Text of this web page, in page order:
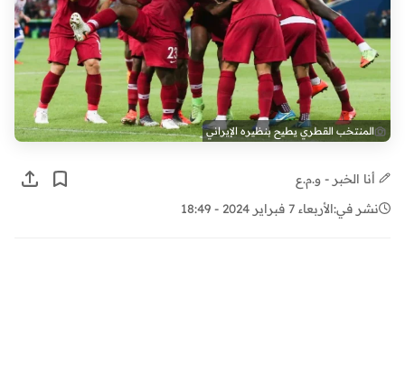
المنتخب القطري يطيح بنظيره الإيراني
أنا الخبر - و.م.ع
نشر في:الأربعاء 7 فبراير 2024 - 18:49